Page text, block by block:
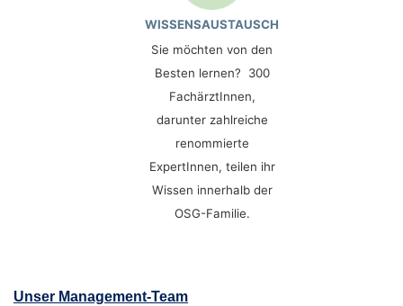
WISSENSAUSTAUSCH
Sie möchten von den
Besten lernen? 300
FachärztInnen,
darunter zahlreiche
renommierte
ExpertInnen, teilen ihr
Wissen innerhalb der
OSG-Familie.
Unser Management-Team